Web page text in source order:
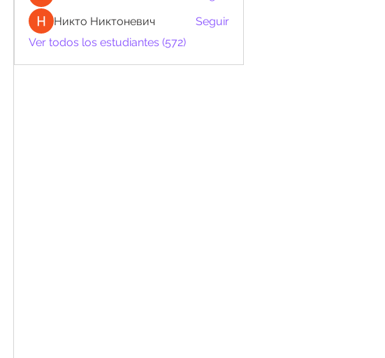
Никто Никтоневич
Seguir
Ver todos los estudiantes (572)